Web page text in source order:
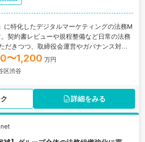
に特化したデジタルマーケティングの法務M
契約書レビューや規程整備など日常の法務
だきつつ、取締役会運営やガバナンス対応
も幅広くお任せします。
〜1,200 万円
区渋谷
詳細をみる